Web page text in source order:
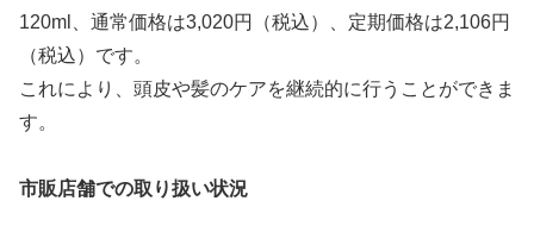
120ml、通常価格は3,020円（税込）、定期価格は2,106円
（税込）です。
これにより、頭皮や髪のケアを継続的に行うことができま
す。
市販店舗での取り扱い状況